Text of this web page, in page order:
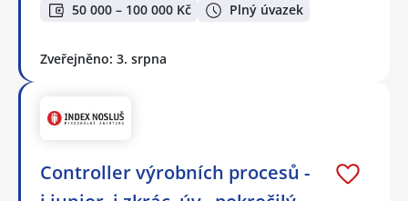
50 000 – 100 000 Kč Plný úvazek
Zveřejněno: 3. srpna
Controller výrobních procesů -